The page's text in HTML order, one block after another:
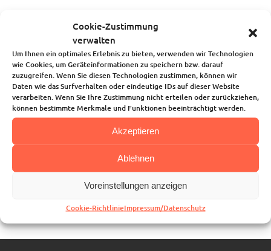
Cookie-Zustimmung
verwalten
Um Ihnen ein optimales Erlebnis zu bieten, verwenden wir Technologien
wie Cookies, um Geräteinformationen zu speichern bzw. darauf
zuzugreifen. Wenn Sie diesen Technologien zustimmen, können wir
Daten wie das Surfverhalten oder eindeutige IDs auf dieser Website
verarbeiten. Wenn Sie Ihre Zustimmung nicht erteilen oder zurückziehen,
können bestimmte Merkmale und Funktionen beeinträchtigt werden.
Akzeptieren
Ablehnen
Voreinstellungen anzeigen
Cookie-RichtlinieImpressum/Datenschutz
Unsere Angebote
Die Kindertagesstätte
Blog
Kalender
Kontakt